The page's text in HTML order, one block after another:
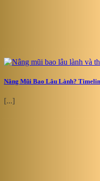
Nâng Mũi Bao Lâu Lành?
[...]